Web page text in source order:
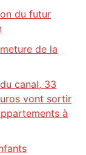
du futur
de la
canal, 33
vont sortir
à